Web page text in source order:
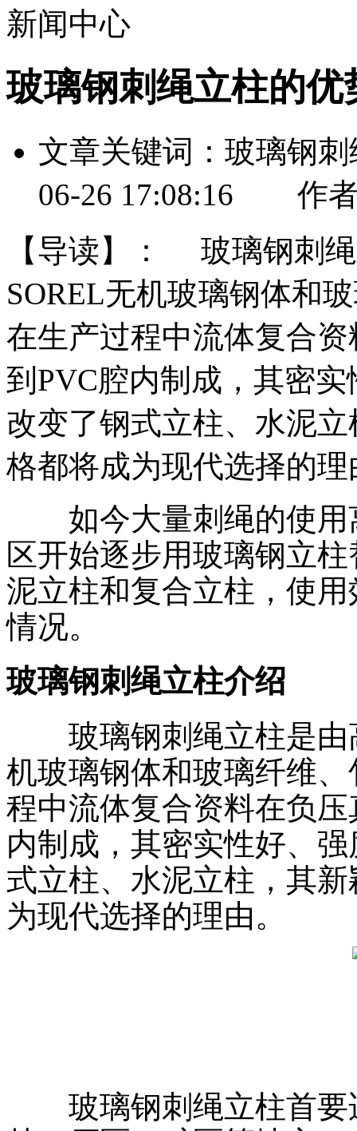
新闻中心
玻璃钢刺绳立柱的优
文章关键词：玻璃钢
06-26 17:08:16 作
【导读】：
玻璃钢刺绳
SOREL无机玻璃钢体和
在生产过程中流体复合
到PVC腔内制成，其密
改变了钢式立柱、水泥
格都将成为现代选择的理
如今大量刺绳的使用
区开始逐步用玻璃钢立
泥立柱和复合立柱，使
情况。
玻璃钢刺绳立柱介绍
玻璃钢刺绳立柱是由
机玻璃钢体和玻璃纤维
程中流体复合资料在负
内制成，其密实性好、
式立柱、水泥立柱，其
为现代选择的理由。
玻璃钢刺绳立柱首要